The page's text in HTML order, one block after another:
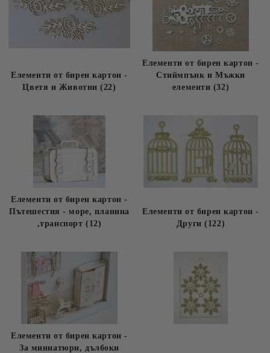
Елементи от бирен картон -
Цветя и Животни (22)
Елементи от бирен картон -
Стиймпънк и Мъжки
елементи (32)
Елементи от бирен картон -
Пътешестия - море, планина
,транспорт (12)
Елементи от бирен картон -
Други (122)
Елементи от бирен картон -
За миниатюри, дълбоки